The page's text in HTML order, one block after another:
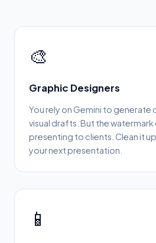
🎨
Graphic Designers
You rely on Gemini to generate
visual drafts. But the watermark
presenting to clients. Clean it
your next presentation.
📱